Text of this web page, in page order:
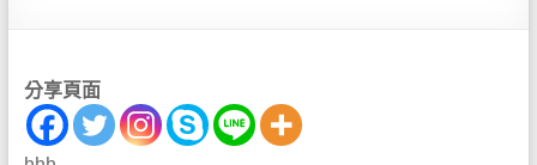
分享頁面